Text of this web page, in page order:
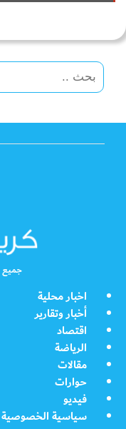
جميع
اخبار محلية
أخبار وتقارير
اقتصاد
الرياضة
مقالات
حوارات
فيديو
سياسية الخصوصية